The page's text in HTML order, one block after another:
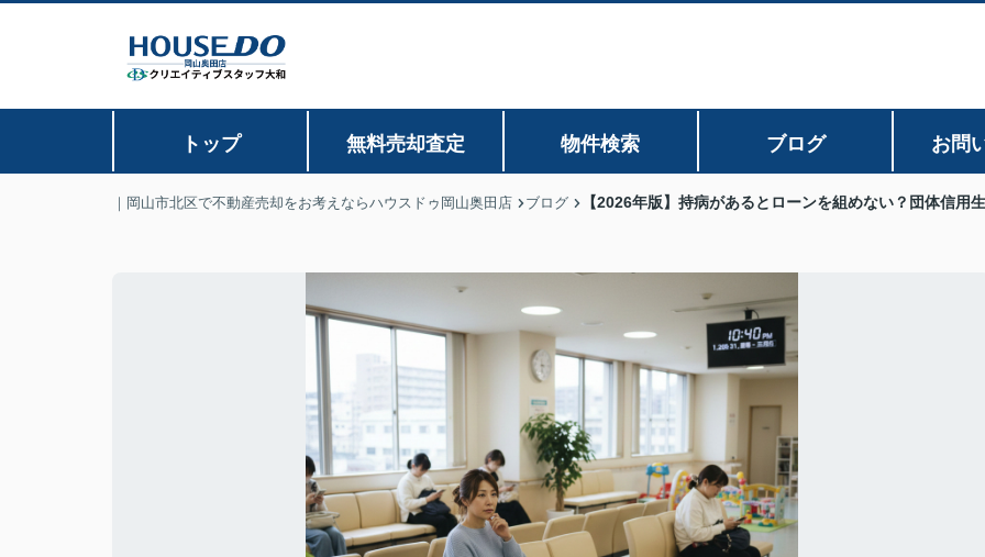
トップ 無料売却査定 物件検索 ブログ お問
｜岡山市北区で不動産売却をお考えならハウスドゥ岡山奥田店 ブログ 【2026年版】持病があるとローンを組めない？団体信用